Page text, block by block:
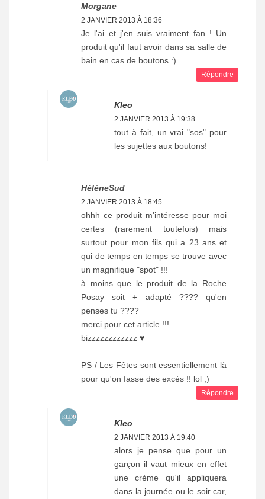
Morgane
2 JANVIER 2013 À 18:36
Je l'ai et j'en suis vraiment fan ! Un
produit qu'il faut avoir dans sa salle de
bain en cas de boutons :)
Répondre
Kleo
2 JANVIER 2013 À 19:38
tout à fait, un vrai "sos" pour
les sujettes aux boutons!
HélèneSud
2 JANVIER 2013 À 18:45
ohhh ce produit m'intéresse pour moi
certes (rarement toutefois) mais
surtout pour mon fils qui a 23 ans et
qui de temps en temps se trouve avec
un magnifique "spot" !!!
à moins que le produit de la Roche
Posay soit + adapté ???? qu'en
penses tu ????
merci pour cet article !!!
bizzzzzzzzzzzz ♥
PS / Les Fêtes sont essentiellement là
pour qu'on fasse des excès !! lol ;)
Répondre
Kleo
2 JANVIER 2013 À 19:40
alors je pense que pour un
garçon il vaut mieux en effet
une crème qu'il appliquera
dans la journée ou le soir car,